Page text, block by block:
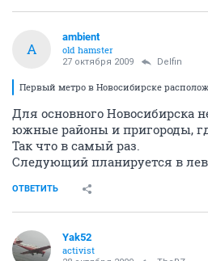
A
ambient
old hamster
27 октября 2009 Delfin
Первый метро в Новосибирске
Для основного Новосибирска
южные районы и пригороды,
Так что в самый раз.
Следующий планируется в
ОТВЕТИТЬ
Yak52
activist